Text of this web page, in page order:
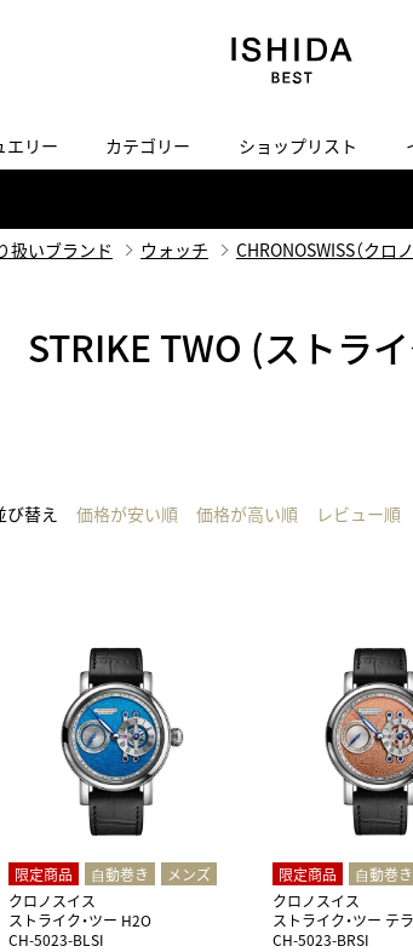
買取り・下取り・委託サービスについ
検索
ヴィンテージブランド一覧はこ
エリー カテゴリー
ド
ISHIDA SPECIAL EDITION
ショップリスト
ISHIDA表参道
Luxury Time Lounge
ショップリスト一覧はこち
採用情報
BLOG
扱いブランド ウォッチ CHRONOSWISS（クロ
STRIKE TWO (ストライ
び替え 価格が安い順 価格が高い順 レビュー順
限定商品 ⾃動巻き
メンズ
クロノスイス
ストライク・ツー H2O
CH-5023-BLSI
限定商品 ⾃動巻き
クロノスイス
ストライク・ツー テラ
CH-5023-BRSI